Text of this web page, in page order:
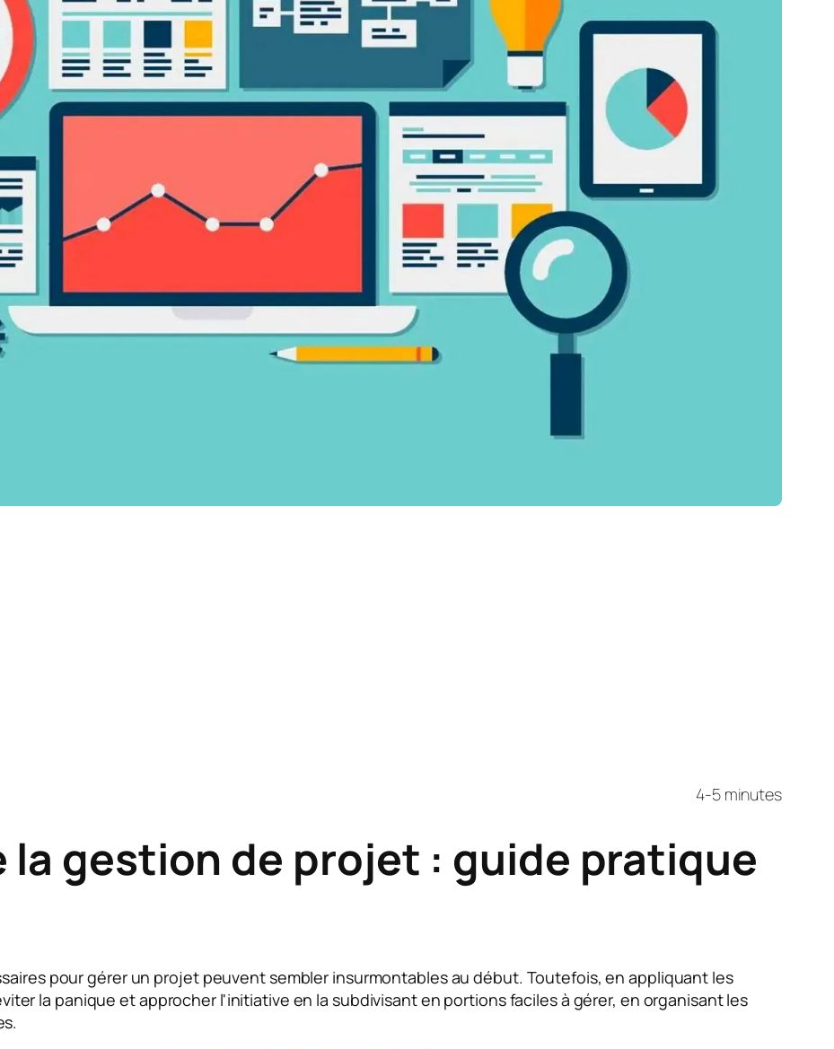
4-5 minutes
la gestion de projet : guide pratique
pour gérer un projet peuvent sembler insurmontables au début. Toutefois, en appliquant les
la panique et approcher l'initiative en la subdivisant en portions faciles à gérer, en organisant les